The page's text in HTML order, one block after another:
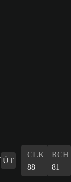
ÚT
CLK
88
RCH
81